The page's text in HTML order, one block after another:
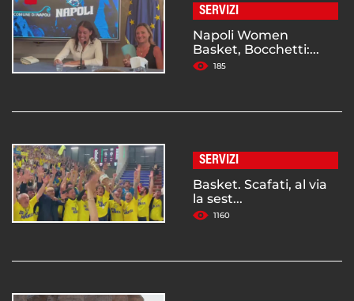
SERVIZI
Napoli Women
Basket, Bocchetti:...
185
SERVIZI
Basket. Scafati, al via
la sest...
1160